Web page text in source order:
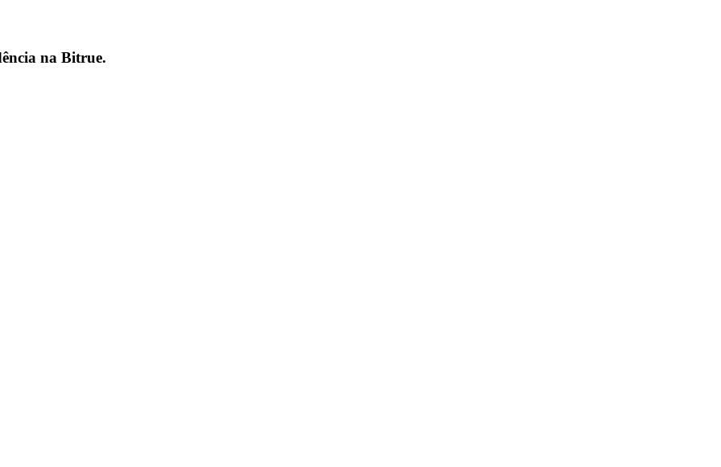
na Bitrue.